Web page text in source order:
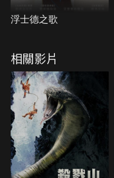
浮士德之歌
相關影片